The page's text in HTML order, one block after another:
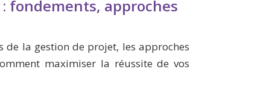
fondements, approches
de la gestion de projet, les approches
maximiser la réussite de vos